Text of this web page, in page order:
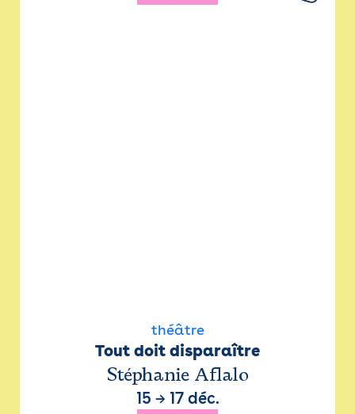
théâtre
Tout doit disparaître
Stéphanie Aflalo
15 → 17 déc.